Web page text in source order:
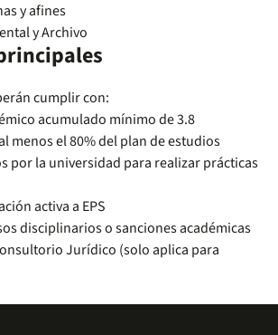
y afines
y Archivo
cumplir con:
acumulado mínimo de 3.8
menos el 80% del plan de estudios
por la universidad para realizar prácticas
activa a EPS
disciplinarios o sanciones académicas
Jurídico (solo aplica para